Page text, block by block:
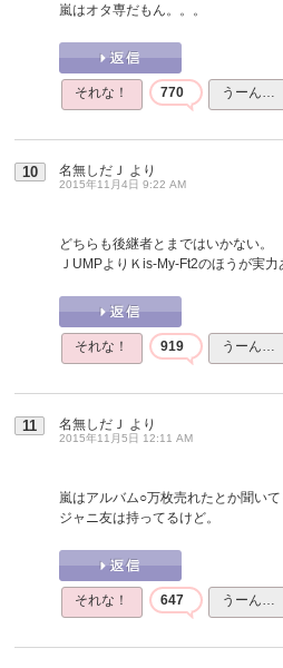
嵐はオタ専だもん。。。
それな！ 770 うーん…
10 名無しだＪ より
2015年11月4日 9:22 AM
どちらも後継者とまではいかない。
ＪUMPよりＫis-My-Ft2のほうが実
それな！ 919 うーん…
11 名無しだＪ より
2015年11月5日 12:11 AM
嵐はアルバム○万枚売れたとか聞い
ジャニ友は持ってるけど。
それな！ 647 うーん…